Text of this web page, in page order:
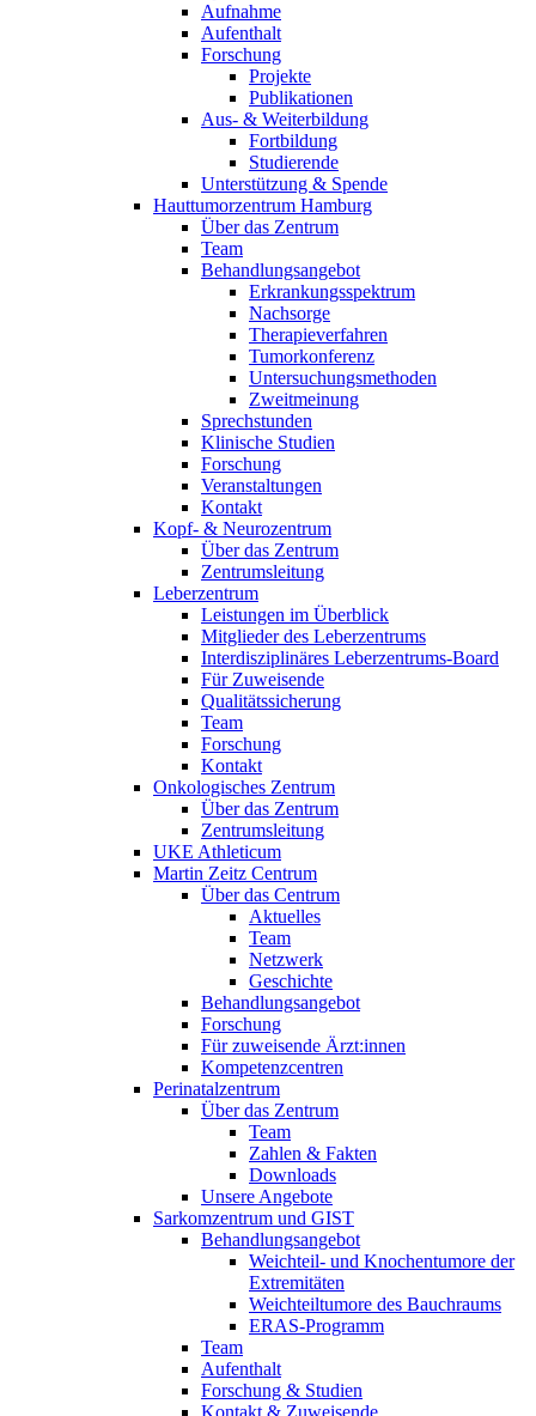
Aufnahme
Aufenthalt
Forschung
Projekte
Publikationen
Aus- & Weiterbildung
Fortbildung
Studierende
Unterstützung & Spende
Hauttumorzentrum Hamburg
Über das Zentrum
Team
Behandlungsangebot
Erkrankungsspektrum
Nachsorge
Therapieverfahren
Tumorkonferenz
Untersuchungsmethoden
Zweitmeinung
Sprechstunden
Klinische Studien
Forschung
Veranstaltungen
Kontakt
Kopf- & Neurozentrum
Über das Zentrum
Zentrumsleitung
Leberzentrum
Leistungen im Überblick
Mitglieder des Leberzentrums
Interdisziplinäres Leberzentrums-Board
Für Zuweisende
Qualitätssicherung
Team
Forschung
Kontakt
Onkologisches Zentrum
Über das Zentrum
Zentrumsleitung
UKE Athleticum
Martin Zeitz Centrum
Über das Centrum
Aktuelles
Team
Netzwerk
Geschichte
Behandlungsangebot
Forschung
Für zuweisende Ärzt:innen
Kompetenzcentren
Perinatalzentrum
Über das Zentrum
Team
Zahlen & Fakten
Downloads
Unsere Angebote
Sarkomzentrum und GIST
Behandlungsangebot
Weichteil- und Knochentumore der
Extremitäten
Weichteiltumore des Bauchraums
ERAS-Programm
Team
Aufenthalt
Forschung & Studien
Kontakt & Zuweisende